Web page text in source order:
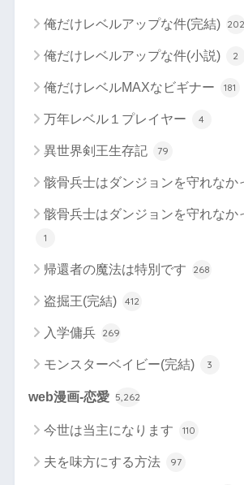
俺だけレベルアップな件(完結) 202
俺だけレベルアップな件(小説) 2
俺だけレベルMAXなビギナー 181
万年レベル１プレイヤー 4
異世界剣王生存記 79
骸骨兵士はダンジョンを守れなか
骸骨兵士はダンジョンを守れなか
1
帰還者の魔法は特別です 268
盗掘王(完結) 412
入学傭兵 269
モンスターベイビー(完結) 3
web漫画-恋愛 5,262
今世は当主になります 110
夫を味方にする方法 97